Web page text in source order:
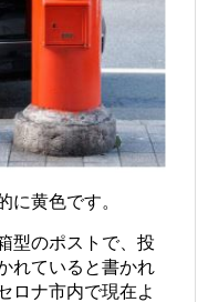
に黄色です。
型のポストで、投
れていると書かれ
ロナ市内で現在よ